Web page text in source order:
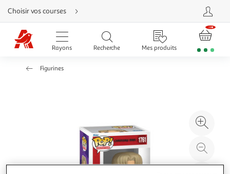
Aller
directement
au
contenu
Aller
directement
Aller
Choisir vos courses
Rayons Recherche Mes produits
Figurines